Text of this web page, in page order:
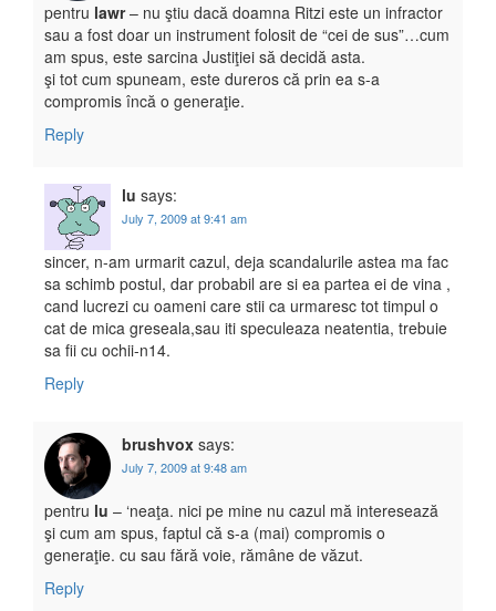
pentru lawr– nu ştiu dacă doamna Ritzi este un infractor
sau a fost doar un instrument folosit de “cei de sus”…cum
am spus, este sarcina Justiţiei să decidă asta.
şi tot cum spuneam, este dureros că prin ea s-a
compromis încă o generaţie.
Reply
lu says:
July 7, 2009 at 9:41 am
sincer, n-am urmarit cazul, deja scandalurile astea ma fac
sa schimb postul, dar probabil are si ea partea ei de vina ,
cand lucrezi cu oameni care stii ca urmaresc tot timpul o
cat de mica greseala,sau iti speculeaza neatentia, trebuie
sa fii cu ochii-n14.
Reply
brushvox says:
July 7, 2009 at 9:48 am
pentru lu – ‘neaţa. nici pe mine nu cazul mă interesează
şi cum am spus, faptul că s-a (mai) compromis o
generaţie. cu sau fără voie, rămâne de văzut.
Reply